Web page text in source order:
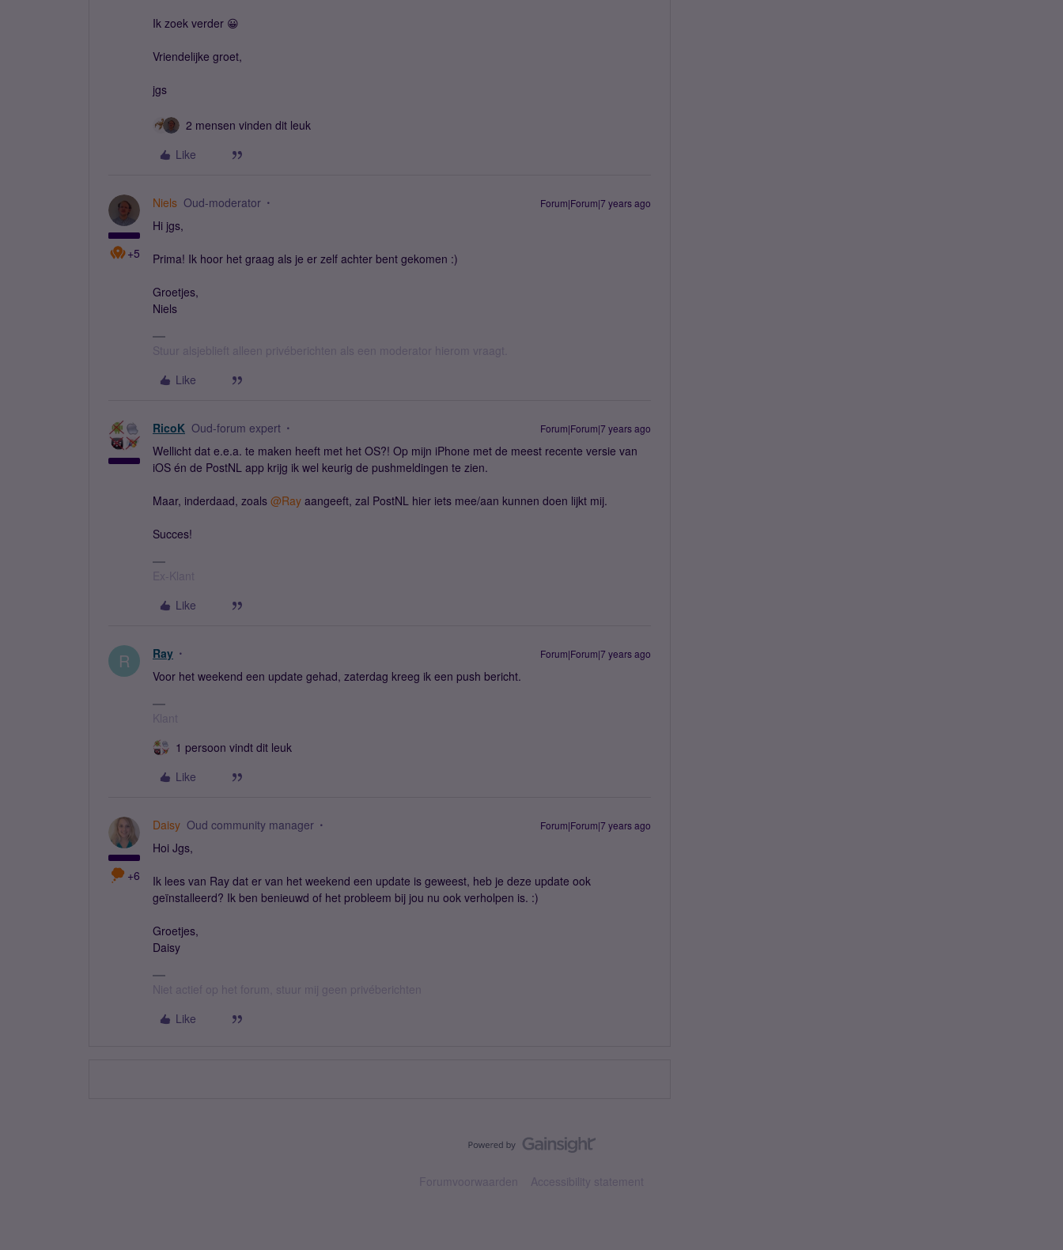
Ik zoek verder 😀
Vriendelijke groet,
jgs
2 mensen vinden dit leuk
Like
+5
Niels Oud-moderator Forum|Forum|7 years ago
Hi jgs,
Prima! Ik hoor het graag als je er zelf achter bent gekomen :)
Groetjes,
Niels
Stuur alsjeblieft alleen privéberichten als een moderator hierom vraagt.
Like
RicoK Oud-forum expert Forum|Forum|7 years ago
Wellicht dat e.e.a. te maken heeft met het OS?! Op mijn iPhone met de meest recente versie van
iOS én de PostNL app krijg ik wel keurig de pushmeldingen te zien.
Maar, inderdaad, zoals @Ray aangeeft, zal PostNL hier iets mee/aan kunnen doen lijkt mij.
Succes!
Ex-Klant
Like
R Ray Forum|Forum|7 years ago
Voor het weekend een update gehad, zaterdag kreeg ik een push bericht.
Klant
1 persoon vindt dit leuk
Like
+6
Daisy Oud community manager Forum|Forum|7 years ago
Hoi Jgs,
Ik lees van Ray dat er van het weekend een update is geweest, heb je deze update ook
geïnstalleerd? Ik ben benieuwd of het probleem bij jou nu ook verholpen is. :)
Groetjes,
Daisy
Niet actief op het forum, stuur mij geen privéberichten
Like
Forumvoorwaarden Accessibility statement